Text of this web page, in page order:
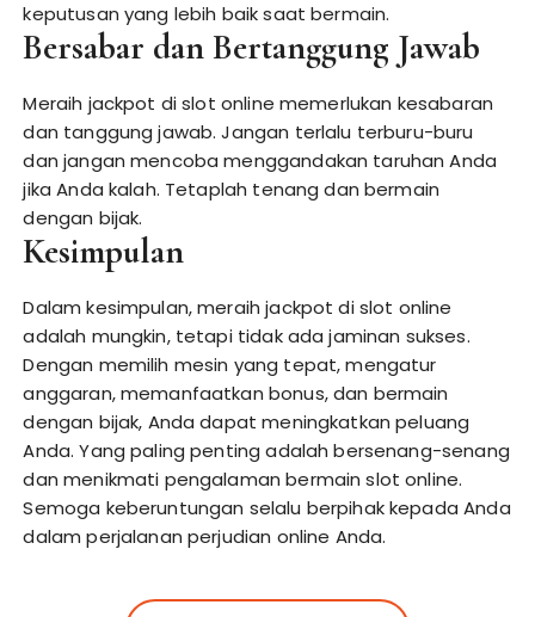
keputusan yang lebih baik saat bermain.
Bersabar dan Bertanggung Jawab
Meraih jackpot di slot online memerlukan kesabaran
dan tanggung jawab. Jangan terlalu terburu-buru
dan jangan mencoba menggandakan taruhan Anda
jika Anda kalah. Tetaplah tenang dan bermain
dengan bijak.
Kesimpulan
Dalam kesimpulan, meraih jackpot di slot online
adalah mungkin, tetapi tidak ada jaminan sukses.
Dengan memilih mesin yang tepat, mengatur
anggaran, memanfaatkan bonus, dan bermain
dengan bijak, Anda dapat meningkatkan peluang
Anda. Yang paling penting adalah bersenang-senang
dan menikmati pengalaman bermain slot online.
Semoga keberuntungan selalu berpihak kepada Anda
dalam perjalanan perjudian online Anda.